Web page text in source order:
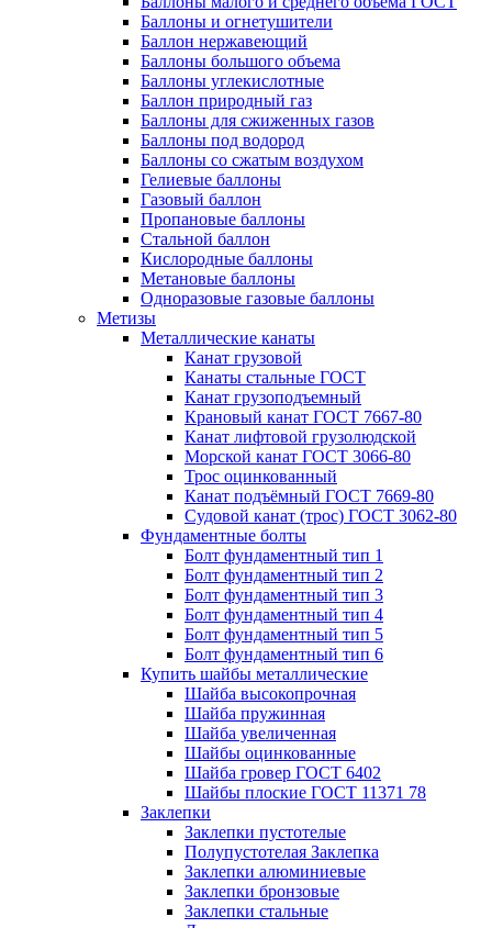
Баллоны и огнетушители
Баллон нержавеющий
Баллоны большого объема
Баллоны углекислотные
Баллон природный газ
Баллоны для сжиженных газов
Баллоны под водород
Баллоны со сжатым воздухом
Гелиевые баллоны
Газовый баллон
Пропановые баллоны
Стальной баллон
Кислородные баллоны
Метановые баллоны
Одноразовые газовые баллоны
Метизы
Металлические канаты
Канат грузовой
Канаты стальные ГОСТ
Канат грузоподъемный
Крановый канат ГОСТ 7667-80
Канат лифтовой грузолюдской
Морской канат ГОСТ 3066-80
Трос оцинкованный
Канат подъёмный ГОСТ 7669-80
Судовой канат (трос) ГОСТ 3062-80
Фундаментные болты
Болт фундаментный тип 1
Болт фундаментный тип 2
Болт фундаментный тип 3
Болт фундаментный тип 4
Болт фундаментный тип 5
Болт фундаментный тип 6
Купить шайбы металлические
Шайба высокопрочная
Шайба пружинная
Шайба увеличенная
Шайбы оцинкованные
Шайба гровер ГОСТ 6402
Шайбы плоские ГОСТ 11371 78
Заклепки
Заклепки пустотелые
Полупустотелая Заклепка
Заклепки алюминиевые
Заклепки бронзовые
Заклепки стальные